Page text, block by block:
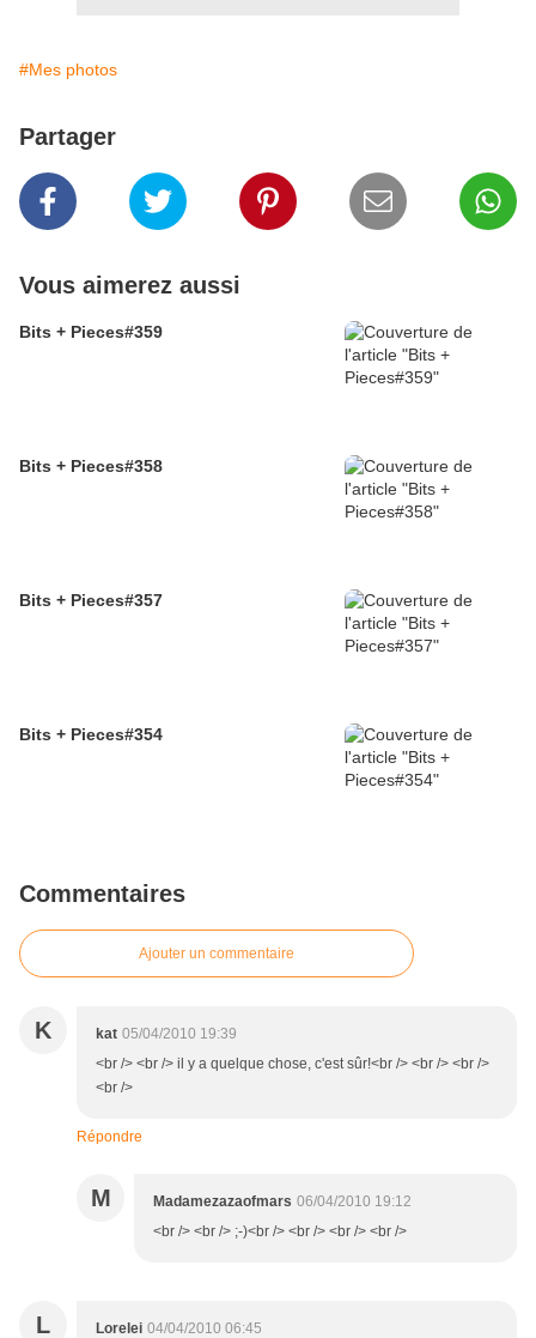
#Mes photos
Partager
Vous aimerez aussi
Bits + Pieces#359
Bits + Pieces#358
Bits + Pieces#357
Bits + Pieces#354
Commentaires
Ajouter un commentaire
K kat 05/04/2010 19:39
<br /> <br /> il y a quelque chose, c'est sûr!<br /> <br /> <br />
<br />
Répondre
M Madamezazaofmars 06/04/2010 19:12
<br /> <br /> ;-)<br /> <br /> <br /> <br />
L Lorelei 04/04/2010 06:45